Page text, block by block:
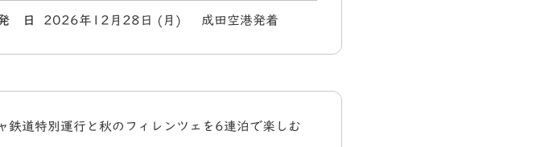
日 2026年12月28日 (月) 成田空港発着
道特別運行と秋のフィレンツェを6連泊で楽しむ